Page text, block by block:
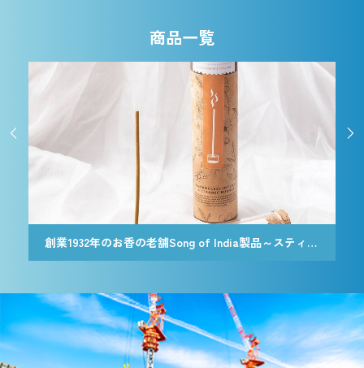
商品一覧
創業1932年のお香の老舗Song of India製品～スティック香＆お香立てセット[Botanicaly Collection] – ゴジモロ オレンジ
 